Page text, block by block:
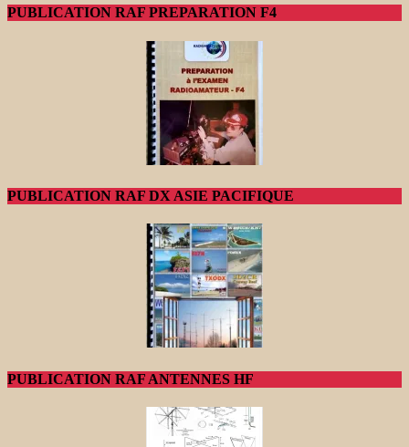
PUBLICATION RAF PREPARATION F4
PUBLICATION RAF DX ASIE PACIFIQUE
PUBLICATION RAF ANTENNES HF